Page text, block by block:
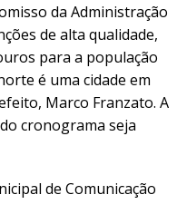
da Administração
de alta qualidade,
para a população
é uma cidade em
Marco Franzato. A
cronograma seja
de Comunicação